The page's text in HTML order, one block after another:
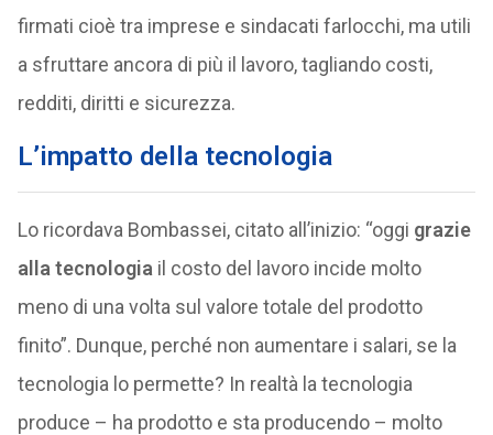
firmati cioè tra imprese e sindacati farlocchi, ma utili
a sfruttare ancora di più il lavoro, tagliando costi,
redditi, diritti e sicurezza.
L’impatto della tecnologia
Lo ricordava Bombassei, citato all’inizio: “oggi grazie
alla tecnologia il costo del lavoro incide molto
meno di una volta sul valore totale del prodotto
finito”. Dunque, perché non aumentare i salari, se la
tecnologia lo permette? In realtà la tecnologia
produce – ha prodotto e sta producendo – molto